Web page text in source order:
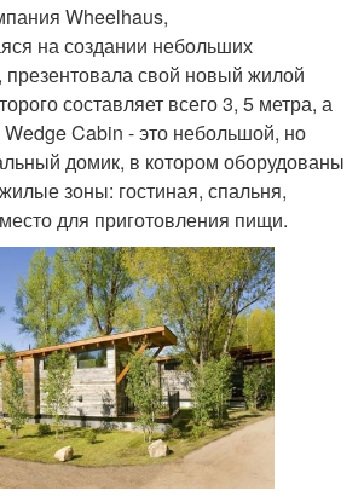
Wheelhaus,
на создании небольших
свой новый жилой
составляет всего 3, 5 метра, а
Cabin - это небольшой, но
домик, в котором оборудованы
зоны: гостиная, спальня,
для приготовления пищи.